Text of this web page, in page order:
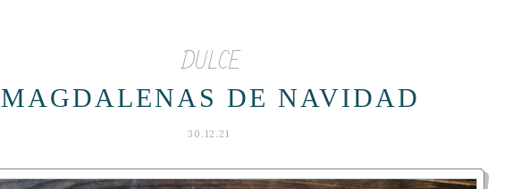
DULCE
MAGDALENAS DE NAVIDAD
30.12.21